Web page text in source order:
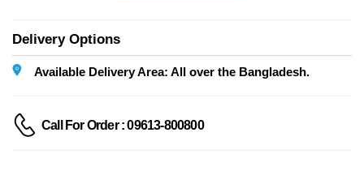
Delivery Options
Available Delivery Area: All over the Bangladesh.
Call For Order : 09613-800800